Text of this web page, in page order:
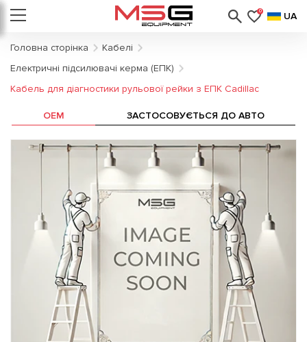
0 UA
Головна сторінка
Кабелі
Електричні підсилювачі керма (ЕПК)
Кабель для діагностики рульової рейки з ЕПК Cadillac
OEM ЗАСТОСОВУЄТЬСЯ ДО АВТО